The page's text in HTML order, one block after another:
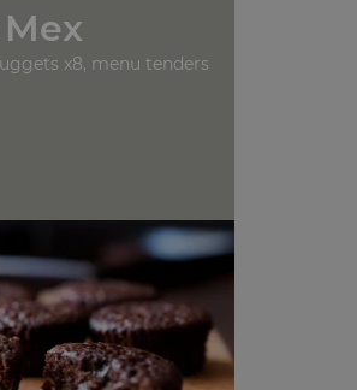
Mex
x8, menu tenders